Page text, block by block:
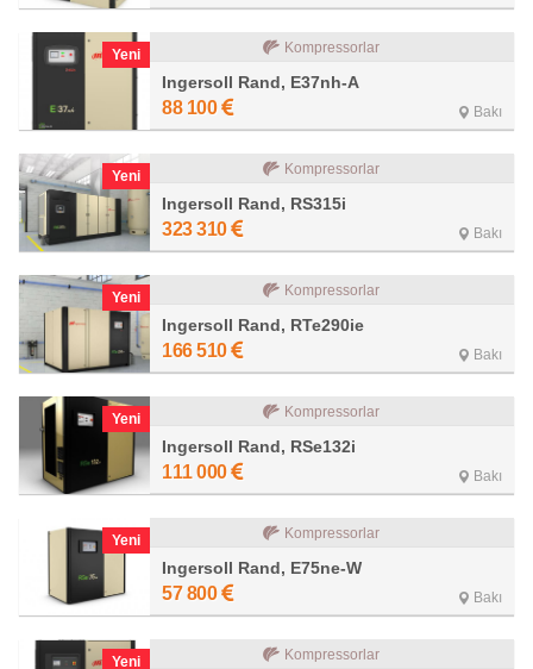
Yeni Kompressorlar
Ingersoll Rand, E37nh-A
88 100 Bakı
Yeni Kompressorlar
Ingersoll Rand, RS315i
323 310 Bakı
Yeni Kompressorlar
Ingersoll Rand, RTe290ie
166 510 Bakı
Yeni Kompressorlar
Ingersoll Rand, RSe132i
111 000 Bakı
Yeni Kompressorlar
Ingersoll Rand, E75ne-W
57 800 Bakı
Yeni Kompressorlar